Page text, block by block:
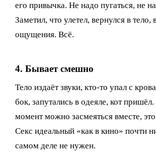
его привычка. Не надо пугаться, не
Заметил, что улетел, вернулся в тело,
ощущения. Всё.
4. Бывает смешно
Тело издаёт звуки, кто-то упал с
бок, запутались в одеяле, кот пришёл.
момент можно засмеяться вместе,
Секс идеальный «как в кино» почти
самом деле не нужен.